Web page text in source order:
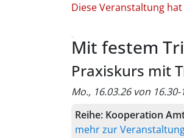
Diese Veranstaltung
Mit festem
Praxiskurs mit
Mo., 16.03.26 von
Reihe: Kooperation
mehr zur